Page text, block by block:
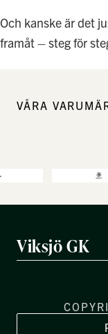
Och kanske är det
framåt – steg för
VÅRA
Viksjö GK